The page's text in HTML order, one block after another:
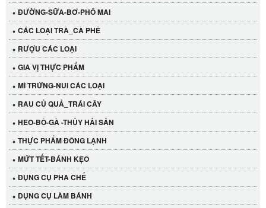
ĐƯỜNG-SỮA-BƠ-PHÔ MAI
CÁC LOẠI TRÀ_CÀ PHÊ
RƯỢU CÁC LOẠI
GIA VỊ THỰC PHẨM
MÌ TRỨNG-NUI CÁC LOẠI
RAU CỦ QUẢ_TRÁI CÂY
HEO-BÒ-GÀ -THỦY HẢI SẢN
THỰC PHẨM ĐÔNG LẠNH
MỨT TẾT-BÁNH KẸO
DỤNG CỤ PHA CHẾ
DỤNG CỤ LÀM BÁNH